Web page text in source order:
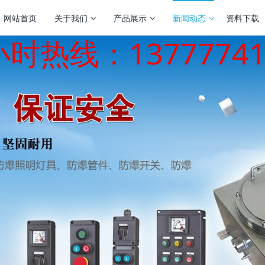
网站首页 关于我们 产品展示 新闻动态 资料下载
时热线：